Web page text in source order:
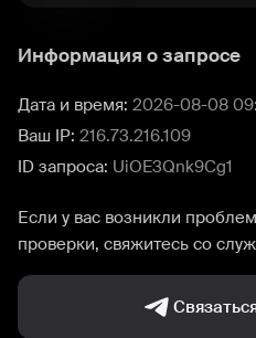
Информация о запросе
Дата и время: 2026-08-08
Ваш IP: 216.73.216.109
ID запроса: UiOE3Qnk9Cg1
Если у вас возникли
проверки, свяжитесь со